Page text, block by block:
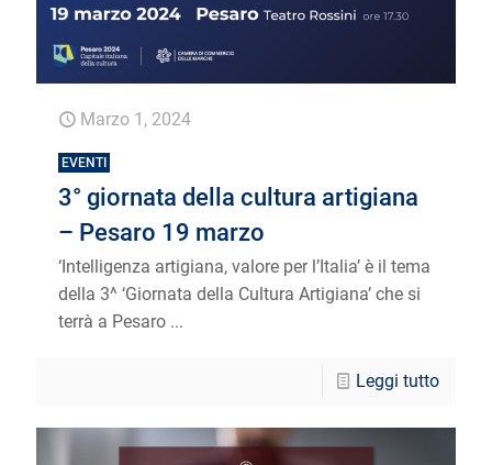
Marzo 1, 2024
EVENTI
3° giornata della cultura artigiana
– Pesaro 19 marzo
‘Intelligenza artigiana, valore per l’Italia’ è il tema
della 3^ ‘Giornata della Cultura Artigiana’ che si
terrà a Pesaro ...
Leggi tutto